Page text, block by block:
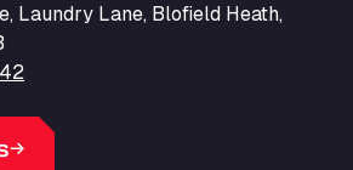
Laundry Lane, Blofield Heath,